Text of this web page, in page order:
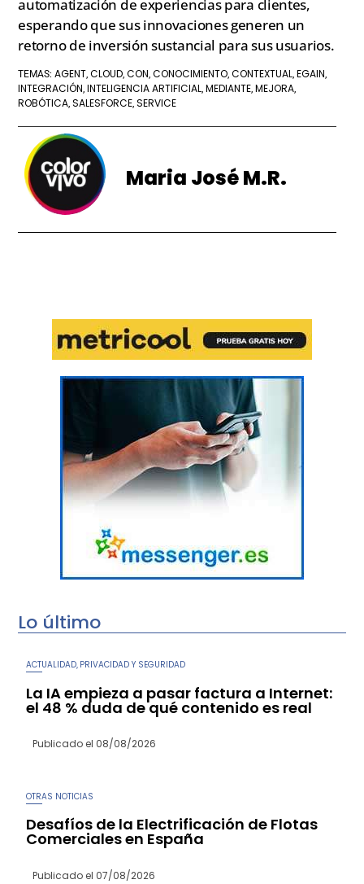
automatización de experiencias para clientes,
esperando que sus innovaciones generen un
retorno de inversión sustancial para sus usuarios.
TEMAS:AGENT,CLOUD,CON,CONOCIMIENTO,CONTEXTUAL, EGAIN,
INTEGRACIÓN, INTELIGENCIA ARTIFICIAL, MEDIANTE, MEJORA,
ROBÓTICA,SALESFORCE,SERVICE
Maria José M.R.
Lo último
ACTUALIDAD PRIVACIDAD Y SEGURIDAD
La IA empieza a pasar factura a Internet:
el 48 % duda de qué contenido es real
Publicado el 08/08/2026
OTRAS NOTICIAS
Desafíos de la Electrificación de Flotas
Comerciales en España
Publicado el 07/08/2026